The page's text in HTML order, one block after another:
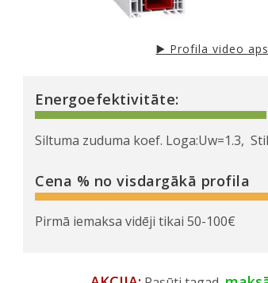
▶️ Profila video
Energoefektivitāte:
Siltuma zuduma koef. Loga:Uw=1.3,
Cena % no visdargākā profila
Pirmā iemaksa vidēji tikai 50-100€